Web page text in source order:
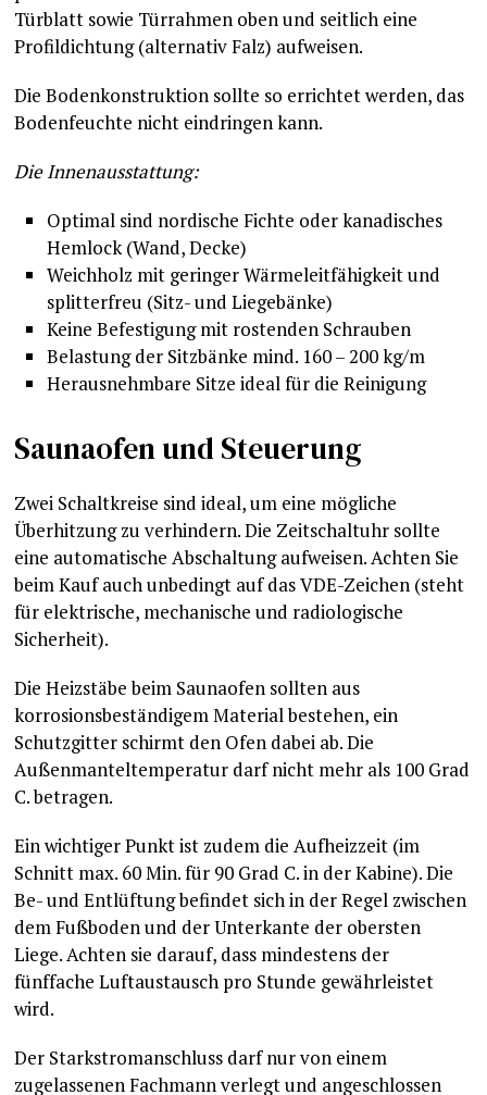
Türblatt sowie Türrahmen oben und seitlich eine
Profildichtung (alternativ Falz) aufweisen.
Die Bodenkonstruktion sollte so errichtet werden, das
Bodenfeuchte nicht eindringen kann.
Die Innenausstattung:
Optimal sind nordische Fichte oder kanadisches
Hemlock (Wand, Decke)
Weichholz mit geringer Wärmeleitfähigkeit und
splitterfreu (Sitz- und Liegebänke)
Keine Befestigung mit rostenden Schrauben
Belastung der Sitzbänke mind. 160 – 200 kg/m
Herausnehmbare Sitze ideal für die Reinigung
Saunaofen und Steuerung
Zwei Schaltkreise sind ideal, um eine mögliche
Überhitzung zu verhindern. Die Zeitschaltuhr sollte
eine automatische Abschaltung aufweisen. Achten Sie
beim Kauf auch unbedingt auf das VDE-Zeichen (steht
für elektrische, mechanische und radiologische
Sicherheit).
Die Heizstäbe beim Saunaofen sollten aus
korrosionsbeständigem Material bestehen, ein
Schutzgitter schirmt den Ofen dabei ab. Die
Außenmanteltemperatur darf nicht mehr als 100 Grad
C. betragen.
Ein wichtiger Punkt ist zudem die Aufheizzeit (im
Schnitt max. 60 Min. für 90 Grad C. in der Kabine). Die
Be- und Entlüftung befindet sich in der Regel zwischen
dem Fußboden und der Unterkante der obersten
Liege. Achten sie darauf, dass mindestens der
fünffache Luftaustausch pro Stunde gewährleistet
wird.
Der Starkstromanschluss darf nur von einem
zugelassenen Fachmann verlegt und angeschlossen